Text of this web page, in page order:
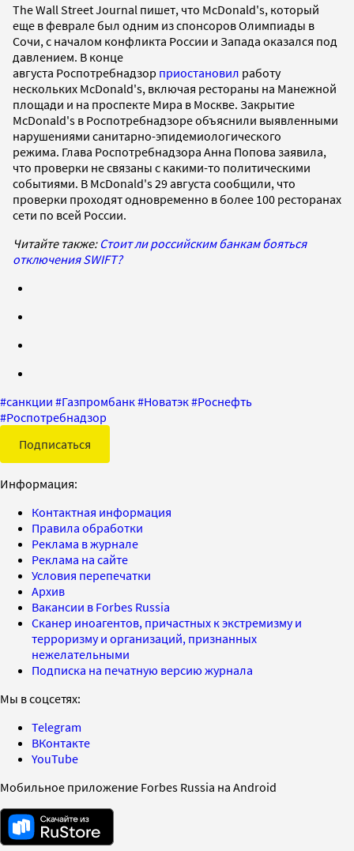
The Wall Street Journal пишет, что McDonald's, который
еще в феврале был одним из спонсоров Олимпиады в
Сочи, с началом конфликта России и Запада оказался под
давлением. В конце
августа Роспотребнадзор приостановил работу
нескольких McDonald's, включая рестораны на Манежной
площади и на проспекте Мира в Москве. Закрытие
McDonald's в Роспотребнадзоре объяснили выявленными
нарушениями санитарно-эпидемиологического
режима. Глава Роспотребнадзора Анна Попова заявила,
что проверки не связаны с какими-то политическими
событиями. В McDonald's 29 августа сообщили, что
проверки проходят одновременно в более 100 ресторанах
сети по всей России.
Читайте также: Стоит ли российским банкам бояться
отключения SWIFT?
#санкции #Газпромбанк#Новатэк#Роснефть
#Роспотребнадзор
Подписаться
Информация:
Контактная информация
Правила обработки
Реклама в журнале
Реклама на сайте
Условия перепечатки
Архив
Вакансии в Forbes Russia
Сканер иноагентов, причастных к экстремизму и
терроризму и организаций, признанных
нежелательными
Подписка на печатную версию журнала
Мы в соцсетях:
Telegram
ВКонтакте
YouTube
Мобильное приложение Forbes Russia на Android